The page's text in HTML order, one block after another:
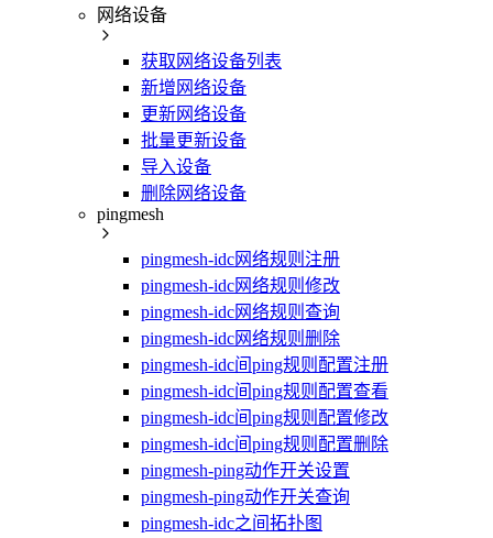
网络设备
获取网络设备列表
新增网络设备
更新网络设备
批量更新设备
导入设备
删除网络设备
pingmesh
pingmesh-idc网络规则注册
pingmesh-idc网络规则修改
pingmesh-idc网络规则查询
pingmesh-idc网络规则删除
pingmesh-idc间ping规则配置注册
pingmesh-idc间ping规则配置查看
pingmesh-idc间ping规则配置修改
pingmesh-idc间ping规则配置删除
pingmesh-ping动作开关设置
pingmesh-ping动作开关查询
pingmesh-idc之间拓扑图